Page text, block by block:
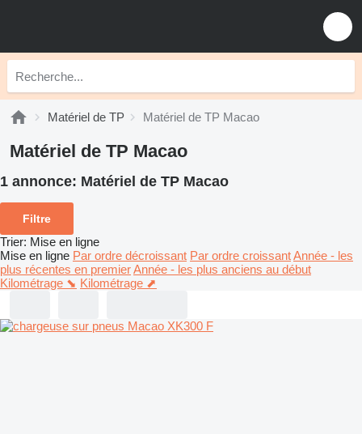
Matériel de TP Matériel de TP Macao
Matériel de TP Macao
1 annonce: Matériel de TP Macao
Filtre
Trier: Mise en ligne
Mise en ligne Par ordre décroissant Par ordre croissantAnnée - les
plus récentes en premierAnnée - les plus anciens au début
Kilométrage ⬊ Kilométrage ⬈